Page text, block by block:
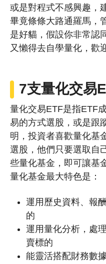
或是對程式不感興趣，
畢竟條條大路通羅馬，
是好貓，假設你非常認
又懶得去自學量化，歡
7支量化交易
量化交易ETF是指ETF
易的方式選股，或是跟
明，投資者喜歡量化基
選股，他們只要選取自
些量化基金，即可讓基
量化基金最大特色是：
運用歷史資料、報
的
運用量化分析，處
賣標的
能靈活搭配財務數